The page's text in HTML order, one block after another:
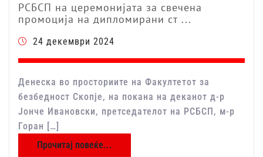
РСБСП на церемонијата за свечена
промоција на дипломирани ст ...
24 декември 2024
Денеска во просториите на Факултетот за
безбедност Скопје, на покана на деканот д-р
Јонче Ивановски, претседателот на РСБСП, м-р
Горан […]
Прочитај повеќе...